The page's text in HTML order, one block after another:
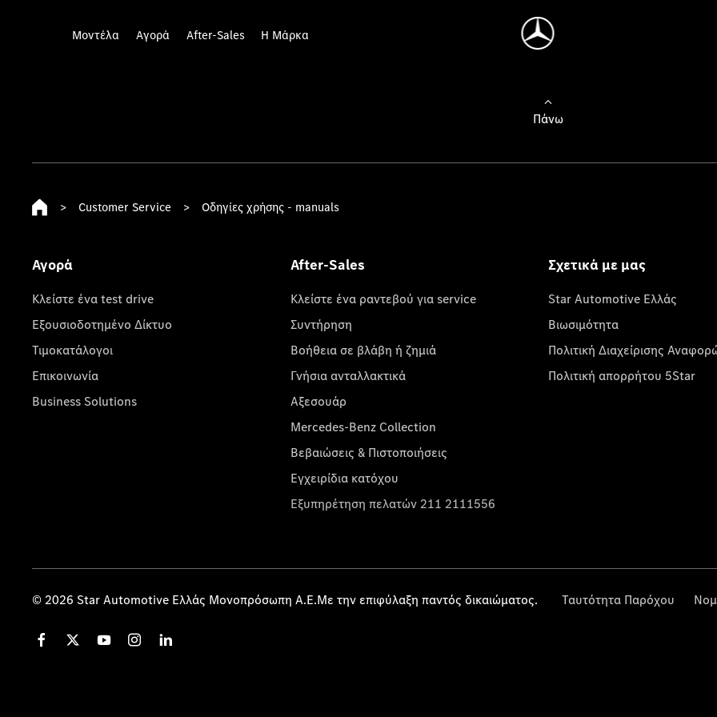
Μοντέλα Αγορά After-Sales Η Μάρκα
Πάνω
> Customer Service > Οδηγίες χρήσης - manuals
Αγορά
Κλείστε ένα test drive
Εξουσιοδοτημένο Δίκτυο
Τιμοκατάλογοι
Επικοινωνία
Business Solutions
After-Sales
Κλείστε ένα ραντεβού για service
Συντήρηση
Βοήθεια σε βλάβη ή ζημιά
Γνήσια ανταλλακτικά
Αξεσουάρ
Mercedes-Benz Collection
Βεβαιώσεις & Πιστοποιήσεις
Εγχειρίδια κατόχου
Εξυπηρέτηση πελατών 211 2111556
Σχετικά με μας
Star Automotive Ελλάς
Βιωσιμότητα
Πολιτική Διαχείρισης
Πολιτική απορρήτου 5Star
© 2026 Star Automotive Ελλάς Μονοπρόσωπη Α.Ε.Με την επιφύλαξη παντός δικαιώματος. Ταυτότητα Παρόχου